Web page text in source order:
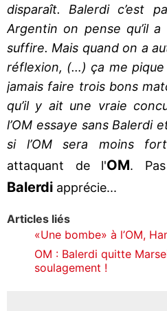
disparaît. Balerdi c’est
Argentin on pense qu’il
suffire. Mais quand on a
réflexion, (…) ça me
jamais faire trois bons
qu’il y ait une vraie
l’OM essaye sans Balerdi
si l’OM sera moins fort
attaquant de l'OM.
Balerdi apprécie...
Articles liés
«Une bombe» à l’OM,
OM : Balerdi quitte
soulagement !